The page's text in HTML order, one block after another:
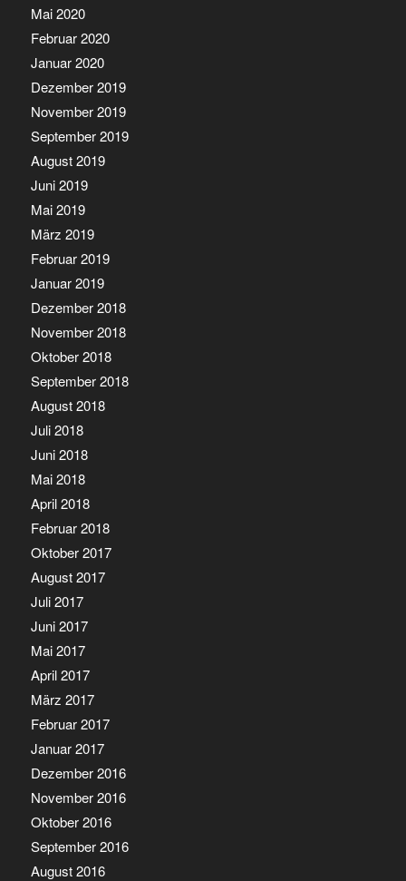
Mai 2020
Februar 2020
Januar 2020
Dezember 2019
November 2019
September 2019
August 2019
Juni 2019
Mai 2019
März 2019
Februar 2019
Januar 2019
Dezember 2018
November 2018
Oktober 2018
September 2018
August 2018
Juli 2018
Juni 2018
Mai 2018
April 2018
Februar 2018
Oktober 2017
August 2017
Juli 2017
Juni 2017
Mai 2017
April 2017
März 2017
Februar 2017
Januar 2017
Dezember 2016
November 2016
Oktober 2016
September 2016
August 2016